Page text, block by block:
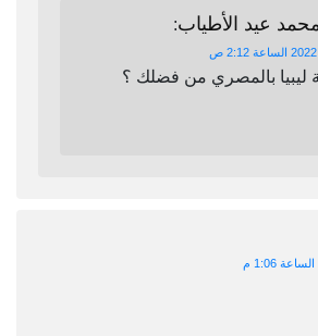
عيد الأطياب:
ليبيا بالمصري من فضلك ؟